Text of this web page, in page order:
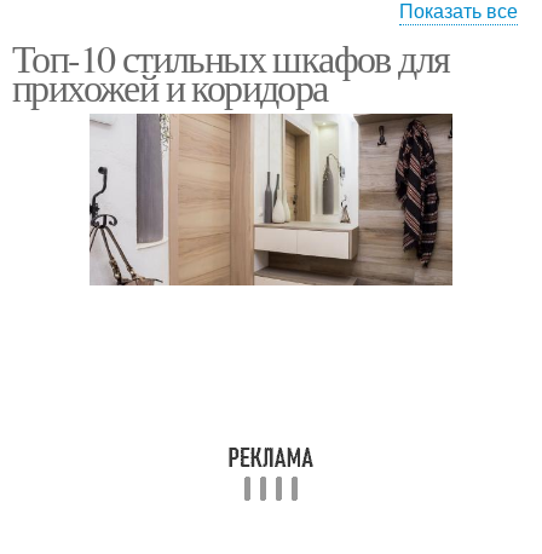
Обуви в шкафу Зеркало для прихожей
Шкафы в прихожую
Прихожие для узких
коридоров
Одежды в прихожей
Показать все
Топ-10 стильных шкафов для
прихожей и коридора